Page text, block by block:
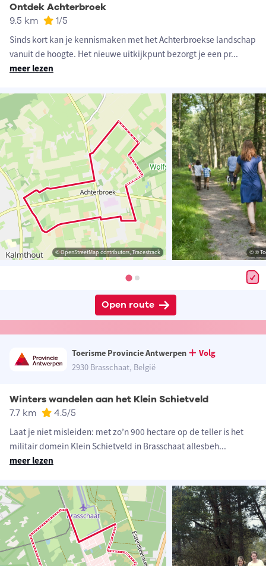
Ontdek Achterbroek
9.5 km 1/5
Sinds kort kan je kennismaken met het Achterbroekse landschap
vanuit de hoogte. Het nieuwe uitkijkpunt bezorgt je een pr...
meer lezen
© OpenStreetMap contributors, Tracestrack © ©
Open route
Toerisme Provincie Antwerpen
Volg
2930 Brasschaat, België
Winters wandelen aan het Klein Schietveld
7.7 km 4.5/5
Laat je niet misleiden: met zo’n 900 hectare op de teller is het
militair domein Klein Schietveld in Brasschaat allesbeh...
meer lezen